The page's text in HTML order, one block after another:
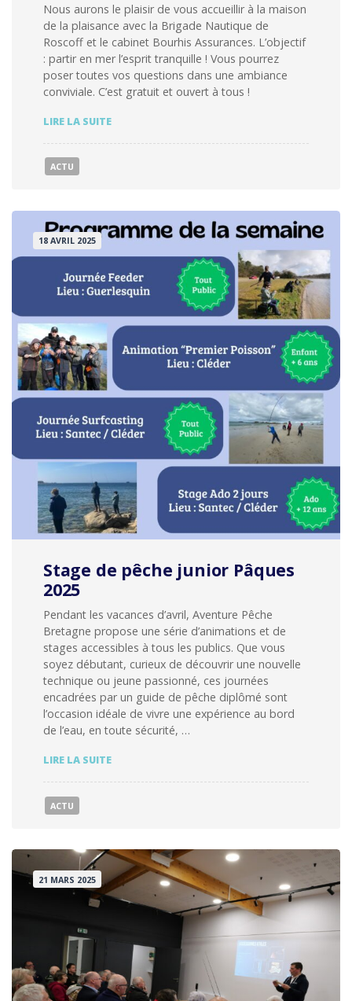
Nous aurons le plaisir de vous accueillir à la maison
de la plaisance avec la Brigade Nautique de
Roscoff et le cabinet Bourhis Assurances. L’objectif
: partir en mer l’esprit tranquille ! Vous pourrez
poser toutes vos questions dans une ambiance
conviviale. C’est gratuit et ouvert à tous !
LIRE LA SUITEPARTIR
MER
LA
ACTU
18 AVRIL 2025
Stage de pêche junior Pâques
2025
Pendant les vacances d’avril, Aventure Pêche
Bretagne propose une série d’animations et de
stages accessibles à tous les publics. Que vous
soyez débutant, curieux de découvrir une nouvelle
technique ou jeune passionné, ces journées
encadrées par un guide de pêche diplômé sont
l’occasion idéale de vivre une expérience au bord
de l’eau, en toute sécurité, …
LIRE LA SUITESTAGE
PÊCHE
ACTU
21 MARS 2025